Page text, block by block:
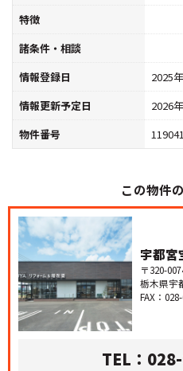
特徴
諸条件・相談
情報登録日
2025
情報更新予定日
2026
物件番号
119041
この物件
宇都宮
〒320-
栃木県宇
FAX：
TEL：